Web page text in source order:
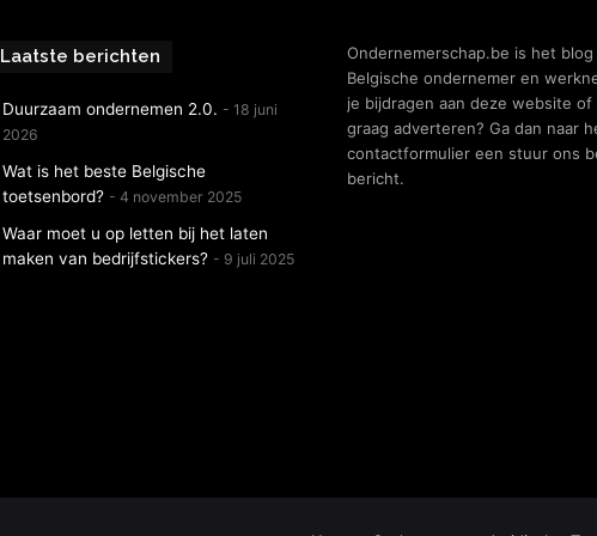
Laatste berichten
Duurzaam ondernemen 2.0.
18 juni
2026
Wat is het beste Belgische
toetsenbord?
4 november 2025
Waar moet u op letten bij het laten
maken van bedrijfstickers?
9 juli 2025
Ondernemerschap.be is het
Belgische ondernemer en
je bijdragen aan deze website of
graag adverteren? Ga dan naar
contactformulier een stuur ons
bericht.